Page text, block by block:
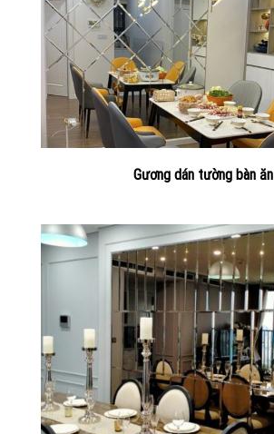
Gương dán tường bàn ăn